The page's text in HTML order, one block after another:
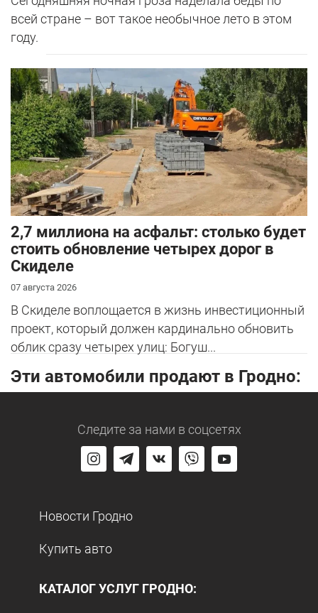
всей стране – вот такое необычное лето в этом
году.
2,7 миллиона на асфальт: столько будет
стоить обновление четырех дорог в
Скиделе
07 августа 2026
В Скиделе воплощается в жизнь инвестиционный
проект, который должен кардинально обновить
облик сразу четырех улиц: Богуш...
Эти автомобили продают в Гродно:
Следите за нами в соцсетях
Новости Гродно
Купить авто
КАТАЛОГ УСЛУГ ГРОДНО: